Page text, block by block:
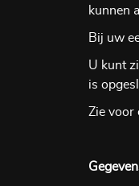
kunnen
Bij uw
U kunt
is
Zie